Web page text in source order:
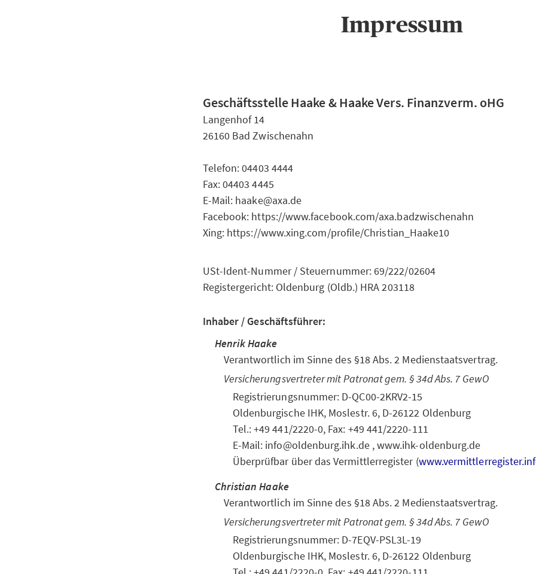
Impressum
Geschäftsstelle Haake & Haake Vers. Finanzverm. oHG
Langenhof 14
26160 Bad Zwischenahn
Telefon: 04403 4444
Fax: 04403 4445
E-Mail: haake@axa.de
Facebook: https://www.facebook.com/axa.badzwischenahn
Xing: https://www.xing.com/profile/Christian_Haake10
USt-Ident-Nummer / Steuernummer: 69/222/02604
Registergericht: Oldenburg (Oldb.) HRA 203118
Inhaber / Geschäftsführer:
Henrik Haake
Verantwortlich im Sinne des §18 Abs. 2 Medienstaatsvertrag.
Versicherungsvertreter mit Patronat gem. § 34d Abs. 7 GewO
Registrierungsnummer: D-QC00-2KRV2-15
Oldenburgische IHK, Moslestr. 6, D-26122 Oldenburg
Tel.: +49 441/2220-0, Fax: +49 441/2220-111
E-Mail: info@oldenburg.ihk.de , www.ihk-oldenburg.de
Überprüfbar über das Vermittlerregister (
Christian Haake
Verantwortlich im Sinne des §18 Abs. 2 Medienstaatsvertrag.
Versicherungsvertreter mit Patronat gem. § 34d Abs. 7 GewO
Registrierungsnummer: D-7EQV-PSL3L-19
Oldenburgische IHK, Moslestr. 6, D-26122 Oldenburg